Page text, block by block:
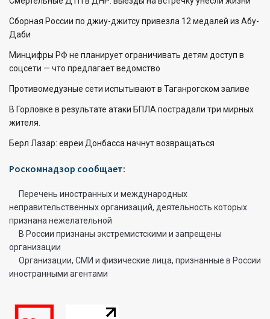
Сборная России по джиу-джитсу привезла 12 медалей из Абу-
Даби
Минцифры РФ не планирует ограничивать детям доступ в
соцсети — что предлагает ведомство
Противомедузные сети испытывают в Таганрогском заливе
В Горловке в результате атаки БПЛА пострадали три мирных
жителя.
Берл Лазар: евреи Донбасса начнут возвращаться
Роскомнадзор сообщает:
Перечень иностранных и международных
неправительственных организаций, деятельность которых
признана нежелательной
В России признаны экстремистскими и запрещены
организации
Организации, СМИ и физические лица, признанные в России
иностранными агентами